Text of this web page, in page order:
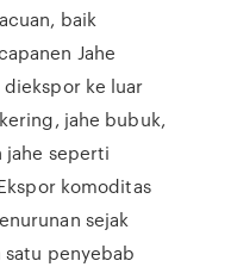
baik
Jahe
ke luar
jahe bubuk,
jahe seperti
komoditas
sejak
satu penyebab